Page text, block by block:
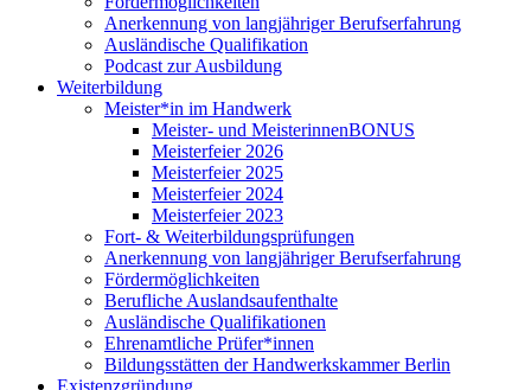
Anerkennung von langjähriger Berufserfahrung
Ausländische Qualifikation
Podcast zur Ausbildung
Weiterbildung
Meister*in im Handwerk
Meister- und MeisterinnenBONUS
Meisterfeier 2026
Meisterfeier 2025
Meisterfeier 2024
Meisterfeier 2023
Fort- & Weiterbildungsprüfungen
Anerkennung von langjähriger Berufserfahrung
Fördermöglichkeiten
Berufliche Auslandsaufenthalte
Ausländische Qualifikationen
Ehrenamtliche Prüfer*innen
Bildungsstätten der Handwerkskammer Berlin
Existenzgründung